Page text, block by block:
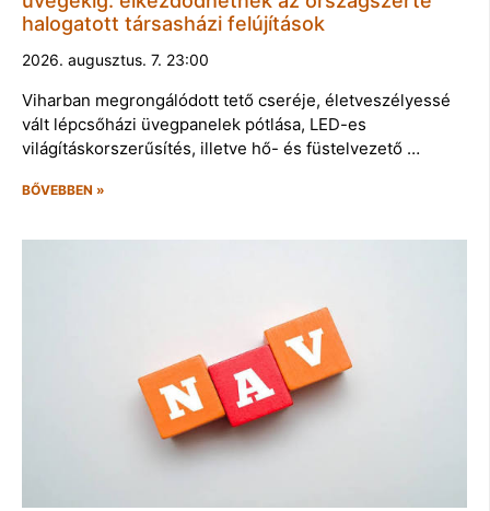
halogatott társasházi felújítások
2026. augusztus. 7. 23:00
Viharban megrongálódott tető cseréje, életveszélyessé
vált lépcsőházi üvegpanelek pótlása, LED-es
világításkorszerűsítés, illetve hő- és füstelvezető …
BŐVEBBEN »